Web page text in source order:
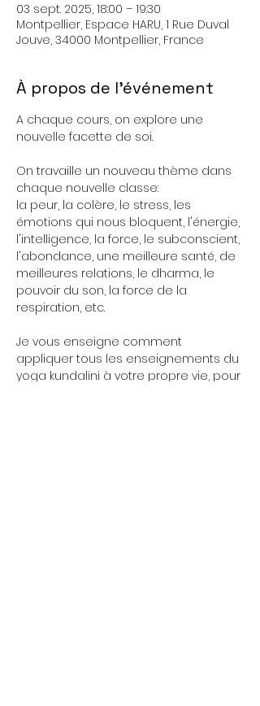
03 sept. 2025, 18:00 – 19:30
Montpellier, Espace HARU, 1 Rue Duval
Jouve, 34000 Montpellier, France
À propos de l'événement
A chaque cours, on explore une
nouvelle facette de soi.
On travaille un nouveau thème dans
chaque nouvelle classe:
la peur, la colère, le stress, les
émotions qui nous bloquent, l'énergie,
l'intelligence, la force, le subconscient,
l'abondance, une meilleure santé, de
meilleures relations, le dharma, le
pouvoir du son, la force de la
respiration, etc.
Je vous enseigne comment
appliquer tous les enseignements du
yoga kundalini à votre propre vie, pour